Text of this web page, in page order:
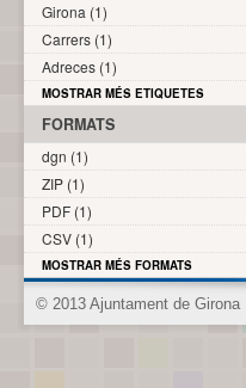
Girona (1)
Carrers (1)
Adreces (1)
MOSTRAR MÉS ETIQUETES
FORMATS
dgn (1)
ZIP (1)
PDF (1)
CSV (1)
MOSTRAR MÉS FORMATS
© 2013 Ajuntament de Girona